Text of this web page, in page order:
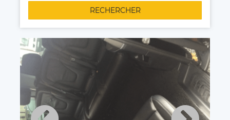
RECHERCHER